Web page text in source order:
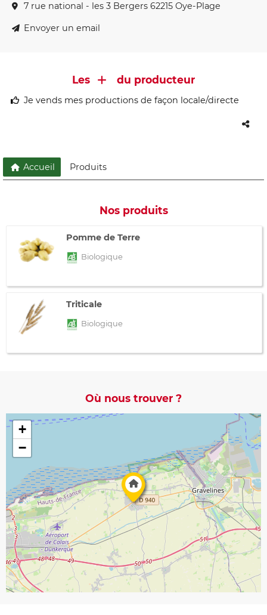
7 rue national - les 3 Bergers 62215 Oye-Plage
Envoyer un email
Les du producteur
Je vends mes productions de façon locale/directe
Accueil Produits
Nos produits
Pomme de Terre
Biologique
Triticale
Biologique
Où nous trouver ?
+
−